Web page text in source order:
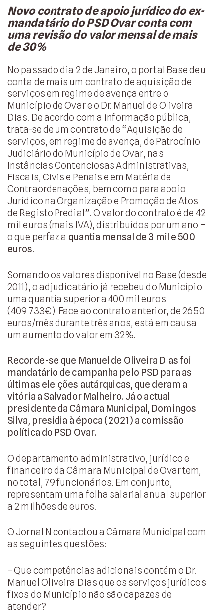
Novo contrato de apoio jurídico do ex-
mandatário do PSD Ovar conta com
uma revisão do valor mensal de mais
de 30%
No passado dia 2 de Janeiro, o portal Base deu
conta de mais um contrato de aquisição de
serviços em regime de avença entre o
Município de Ovar e o Dr. Manuel de Oliveira
Dias. De acordo com a informação pública,
trata-se de um contrato de “Aquisição de
serviços, em regime de avença, de Patrocínio
Judiciário do Município de Ovar, nas
Instâncias Contenciosas Administrativas,
Fiscais, Civis e Penais e em Matéria de
Contraordenações, bem como para apoio
Jurídico na Organização e Promoção de Atos
de Registo Predial”. O valor do contrato é de 42
mil euros (mais IVA), distribuídos por um ano –
o que perfaz a quantia mensal de 3 mil e 500
euros.
Somando os valores disponível no Base (desde
2011), o adjudicatário já recebeu do Município
uma quantia superior a 400 mil euros
(409 733€). Face ao contrato anterior, de 2650
euros/mês durante três anos, está em causa
um aumento do valor em 32%.
Recorde-se que Manuel de Oliveira Dias foi
mandatário de campanha pelo PSD para as
últimas eleições autárquicas, que deram a
vitória a Salvador Malheiro. Já o actual
presidente da Câmara Municipal, Domingos
Silva, presidia à época (2021) a comissão
política do PSD Ovar.
O departamento administrativo, jurídico e
financeiro da Câmara Municipal de Ovar tem,
no total, 79 funcionários. Em conjunto,
representam uma folha salarial anual superior
a 2 milhões de euros.
O Jornal N contactou a Câmara Municipal com
as seguintes questões:
– Que competências adicionais contém o Dr.
Manuel Oliveira Dias que os serviços jurídicos
fixos do Município não são capazes de
atender?